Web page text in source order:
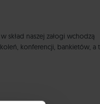
skład naszej załogi wchodzą
konferencji, bankietów, a